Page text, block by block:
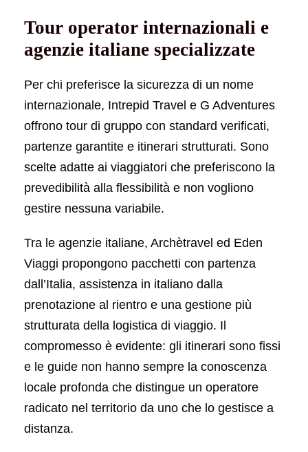
Tour operator internazionali e
agenzie italiane specializzate
Per chi preferisce la sicurezza di un nome
internazionale, Intrepid Travel e G Adventures
offrono tour di gruppo con standard verificati,
partenze garantite e itinerari strutturati. Sono
scelte adatte ai viaggiatori che preferiscono la
prevedibilità alla flessibilità e non vogliono
gestire nessuna variabile.
Tra le agenzie italiane, Archètravel ed Eden
Viaggi propongono pacchetti con partenza
dall’Italia, assistenza in italiano dalla
prenotazione al rientro e una gestione più
strutturata della logistica di viaggio. Il
compromesso è evidente: gli itinerari sono fissi
e le guide non hanno sempre la conoscenza
locale profonda che distingue un operatore
radicato nel territorio da uno che lo gestisce a
distanza.